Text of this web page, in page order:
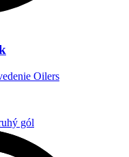
Oilers